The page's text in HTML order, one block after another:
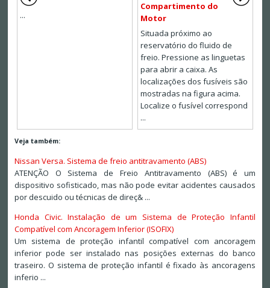
...
Compartimento do
Motor
Situada próximo ao
reservatório do fluido de
freio. Pressione as linguetas
para abrir a caixa. As
localizações dos fusíveis são
mostradas na figura acima.
Localize o fusível correspond
...
Veja também:
Nissan Versa. Sistema de freio antitravamento (ABS)
ATENÇÃO O Sistema de Freio Antitravamento (ABS) é um
dispositivo sofisticado, mas não pode evitar acidentes causados
por descuido ou técnicas de direç& ...
Honda Civic. Instalação de um Sistema de Proteção Infantil
Compatível com Ancoragem Inferior (ISOFIX)
Um sistema de proteção infantil compatível com ancoragem
inferior pode ser instalado nas posições externas do banco
traseiro. O sistema de proteção infantil é fixado às ancoragens
inferio ...